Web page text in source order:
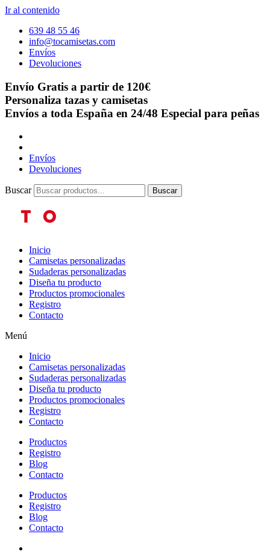
Ir al contenido
639 48 55 46
info@tocamisetas.com
Envíos
Devoluciones
Envío Gratis a partir de 120€
Personaliza tazas y camisetas
Envíos a toda España en 24/48 Especial para peñas
Envíos
Devoluciones
Buscar Buscar
Inicio
Camisetas personalizadas
Sudaderas personalizadas
Diseña tu producto
Productos promocionales
Registro
Contacto
Menú
Inicio
Camisetas personalizadas
Sudaderas personalizadas
Diseña tu producto
Productos promocionales
Registro
Contacto
Productos
Registro
Blog
Contacto
Productos
Registro
Blog
Contacto